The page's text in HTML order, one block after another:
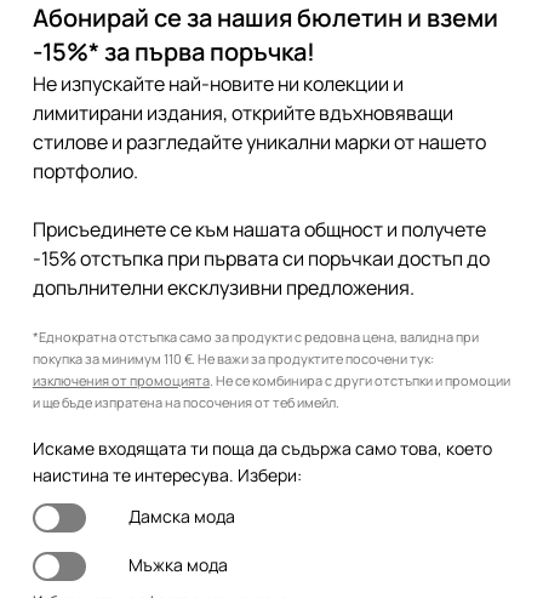
Абонирай се за нашия бюлетин и вземи
-15%* за първа поръчка!
Не изпускайте най-новите ни колекции и
лимитирани издания, открийте вдъхновяващи
стилове и разгледайте уникални марки от нашето
портфолио.
Присъединете се към нашата общност и получете
-15% отстъпка при първата си поръчкаи достъп до
допълнителни ексклузивни предложения.
*Еднократна отстъпка само за продукти с редовна цена, валидна при
покупка за минимум 110 €. Не важи за продуктите посочени тук:
изключения от промоцията. Не се комбинира с други отстъпки и промоции
и ще бъде изпратена на посочения от теб имейл.
Искаме входящата ти поща да съдържа само това, което
наистина те интересува. Избери:
Дамска мода
Мъжка мода